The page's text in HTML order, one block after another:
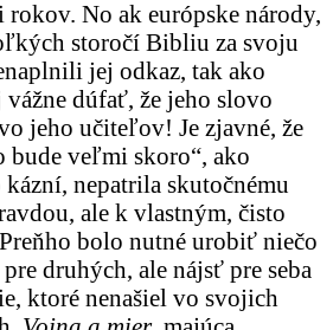
No ak európske národy,
storočí Bibliu za svoju
jej odkaz, tak ako
dúfať, že jeho slovo
jeho učiteľov! Je zjavné, že
bude veľmi skoro“, ako
nepatrila skutočnému
ale k vlastným, čisto
bolo nutné urobiť niečo
druhých, ale nájsť pre seba
ktoré nenašiel vo svojich